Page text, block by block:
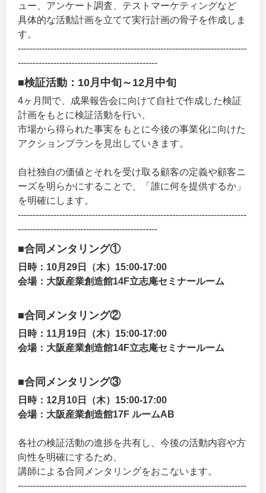
ュー、アンケート調査、テストマーケティングなど
具体的な活動計画を立てて実行計画の骨子を作成しま
す。
-----------------------------------------------------------------------------
-----------------------------------------------
■検証活動：10月中旬～12月中旬
4ヶ月間で、成果報告会に向けて自社で作成した検証
計画をもとに検証活動を行い、
市場から得られた事実をもとに今後の事業化に向けた
アクションプランを見出していきます。
自社独自の価値とそれを受け取る顧客の定義や顧客ニ
ーズを明らかにすることで、「誰に何を提供するか」
を明確にします。
-----------------------------------------------------------------------------
-----------------------------------------------
■合同メンタリング①
日時：10月29日（木）15:00-17:00
会場：大阪産業創造館14F立志庵セミナールーム
■合同メンタリング②
日時：11月19日（木）15:00-17:00
会場：大阪産業創造館14F立志庵セミナールーム
■合同メンタリング③
日時：12月10日（木）15:00-17:00
会場：大阪産業創造館17F ルームAB
各社の検証活動の進捗を共有し、今後の活動内容や方
向性を明確にするため、
講師による合同メンタリングをおこないます。
-----------------------------------------------------------------------------